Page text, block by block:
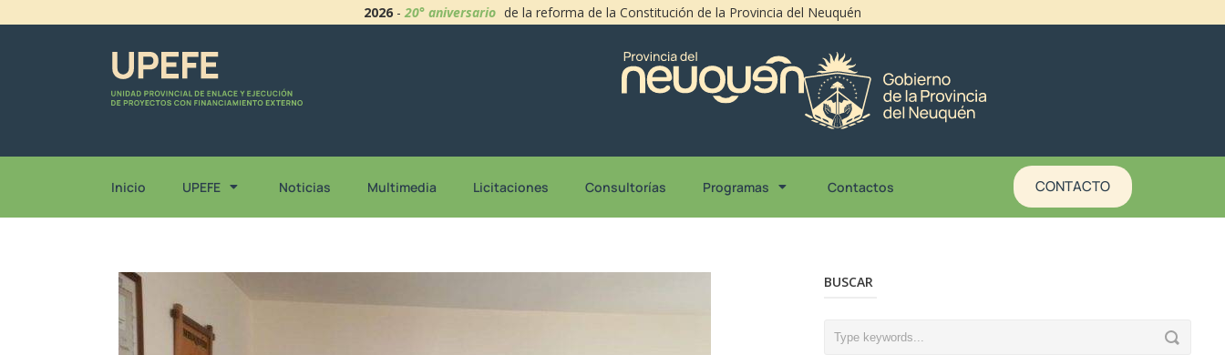
2026 -20° aniversario de la reforma de la Constitución de la Provincia del Neuquén
Inicio UPEFE Noticias Multimedia Licitaciones Consultorías Programas Contactos CONTACTO
BUSCAR